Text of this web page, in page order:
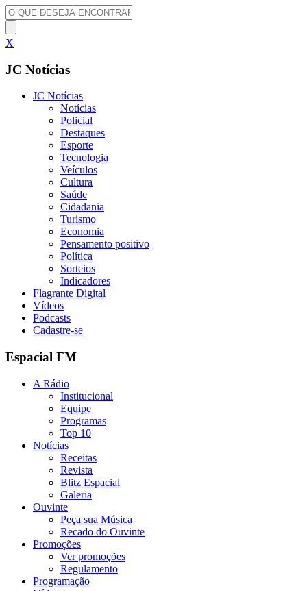
X
JC Notícias
JC Notícias
Notícias
Policial
Destaques
Esporte
Tecnologia
Veículos
Cultura
Saúde
Cidadania
Turismo
Economia
Pensamento positivo
Política
Sorteios
Indicadores
Flagrante Digital
Vídeos
Podcasts
Cadastre-se
Espacial FM
A Rádio
Institucional
Equipe
Programas
Top 10
Notícias
Receitas
Revista
Blitz Espacial
Galeria
Ouvinte
Peça sua Música
Recado do Ouvinte
Promoções
Ver promoções
Regulamento
Programação